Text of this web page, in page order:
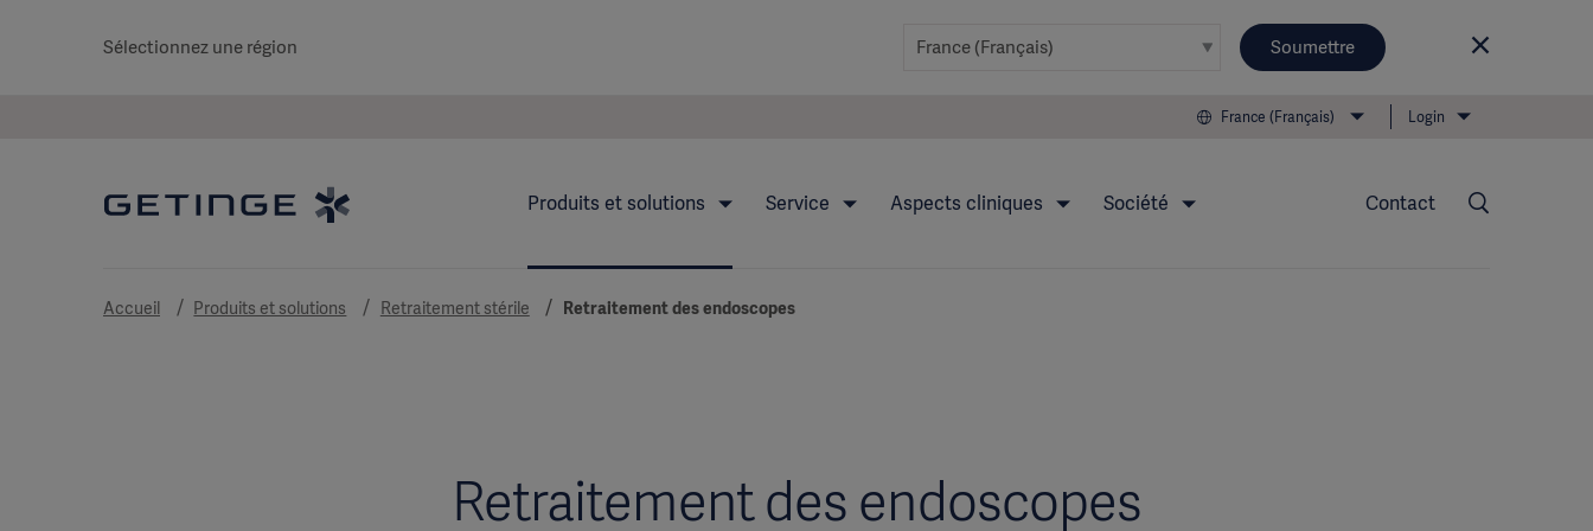
Sélectionnez une région Soumettre
France (Français) Login
Produits et solutions Service Aspects cliniques Société Contact
Accueil Produits et solutions Retraitement stérile Retraitement des endoscopes
Retraitement des endoscopes